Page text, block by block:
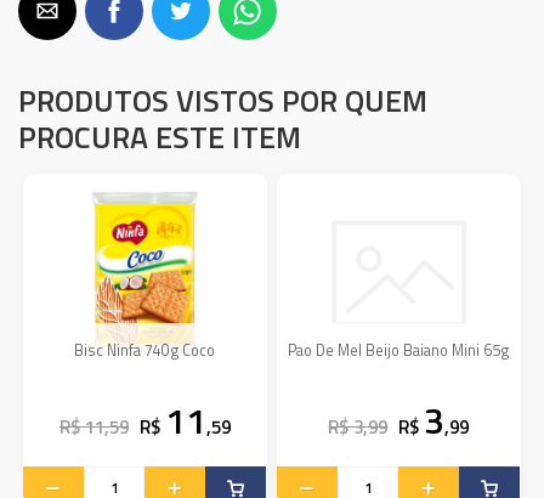
PRODUTOS VISTOS POR QUEM
PROCURA ESTE ITEM
Bisc Ninfa 740g Coco
R$ 11,59 R$ 11,59
Pao De Mel Beijo Baiano Mini 65g
R$ 3,99 R$ 3,99